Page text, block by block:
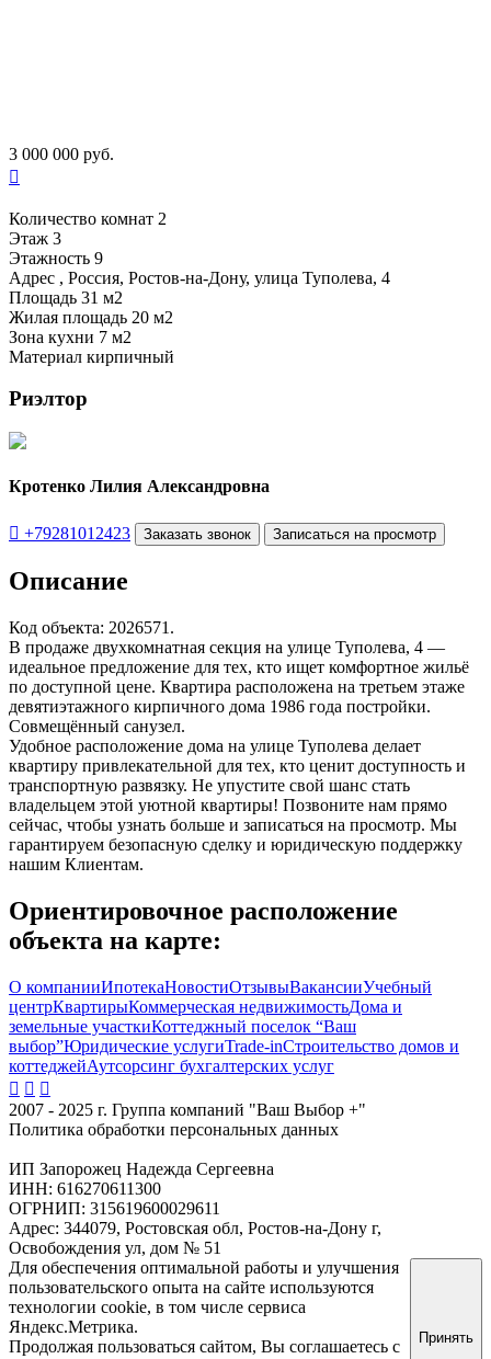
3 000 000 руб.

Количество комнат 2
Этаж 3
Этажность 9
Адрес , Россия, Ростов-на-Дону, улица Туполева, 4
Площадь 31 м2
Жилая площадь 20 м2
Зона кухни 7 м2
Материал кирпичный
Риэлтор
Кротенко Лилия Александровна
 +79281012423 Заказать звонок Записаться на просмотр
Описание
Код объекта: 2026571.
В продаже двухкомнатная секция на улице Туполева, 4 —
идеальное предложение для тех, кто ищет комфортное жильё
по доступной цене. Квартира расположена на третьем этаже
девятиэтажного кирпичного дома 1986 года постройки.
Совмещённый санузел.
Удобное расположение дома на улице Туполева делает
квартиру привлекательной для тех, кто ценит доступность и
транспортную развязку. Не упустите свой шанс стать
владельцем этой уютной квартиры! Позвоните нам прямо
сейчас, чтобы узнать больше и записаться на просмотр. Мы
гарантируем безопасную сделку и юридическую поддержку
нашим Клиентам.
Ориентировочное расположение
объекта на карте:
О компанииИпотекаНовостиОтзывыВакансииУчебный
центрКвартирыКоммерческая недвижимостьДома и
земельные участкиКоттеджный поселок “Ваш
выбор”Юридические услугиTrade-inCтроительство домов и
коттеджейАутсорсинг бухгалтерских услуг
  
2007 - 2025 г. Группа компаний "Ваш Выбор +"
Политика обработки персональных данных
ИП Запорожец Надежда Сергеевна
ИНН: 616270611300
ОГРНИП: 315619600029611
Адрес: 344079, Ростовская обл, Ростов-на-Дону г,
Освобождения ул, дом № 51
Для обеспечения оптимальной работы и улучшения
пользовательского опыта на сайте используются
технологии cookie, в том числе сервиса
Яндекс.Метрика.
Продолжая пользоваться сайтом, Вы соглашаетесь с
Принять